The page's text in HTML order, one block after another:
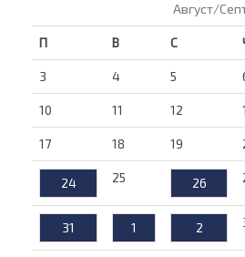
Август/
П В С
3 4 5
10 11 12
17 18 19
24 25 26
31 1 2